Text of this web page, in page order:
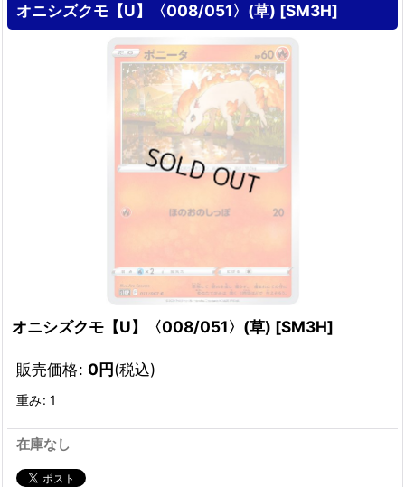
オニシズクモ【U】〈008/051〉(草) [SM3H]
オニシズクモ【U】〈008/051〉(草) [SM3H]
販売価格: 0円(税込)
重み: 1
在庫なし